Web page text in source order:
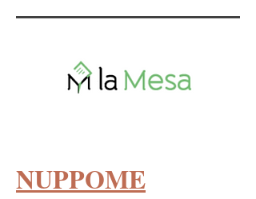
NUPPOME